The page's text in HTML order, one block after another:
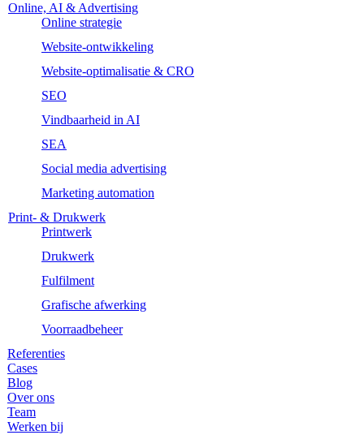
Online, AI & Advertising
Online strategie
Website-ontwikkeling
Website-optimalisatie & CRO
SEO
Vindbaarheid in AI
SEA
Social media advertising
Marketing automation
Print- & Drukwerk
Printwerk
Drukwerk
Fulfilment
Grafische afwerking
Voorraadbeheer
Referenties
Cases
Blog
Over ons
Team
Werken bij